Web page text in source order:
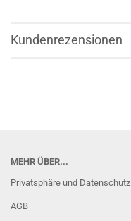
Kundenrezensionen
MEHR ÜBER...
Privatsphäre und Datenschutz
AGB